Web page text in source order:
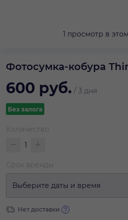
1 просмотр в
Фотосумка-кобура
600 руб. / 3 дня
Без залога
Количество
Срок аренды
Выберите даты и время
Нет доставки